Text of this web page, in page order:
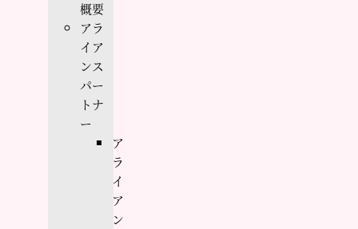
概要
アラ
イア
ンス
パー
トナ
ー
ア
ラ
イ
ア
ン